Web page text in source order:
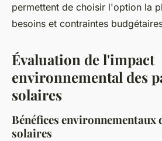
permettent de choisir l'option la
besoins et contraintes
Évaluation de l'impact
environnemental des
solaires
Bénéfices environnementaux
solaires